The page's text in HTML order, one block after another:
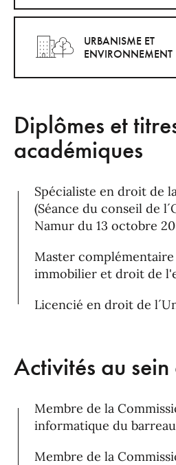
URBANISME ET
ENVIRONNEMENT
Diplômes et
académiques
Spécialiste en droit de
(Séance du conseil de
Namur du 13 octobre
Master
immobilier et droit de
Licencié en droit de
Activités au
Membre de la
informatique du
Membre de la